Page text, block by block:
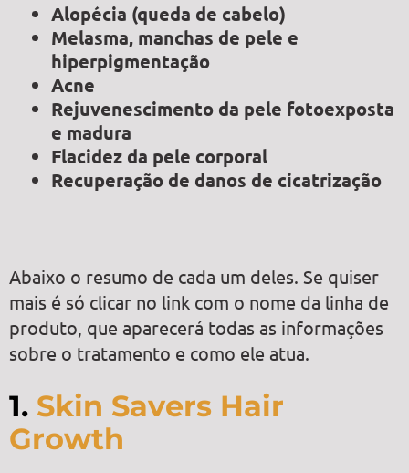
Alopécia (queda de cabelo)
Melasma, manchas de pele e
hiperpigmentação
Acne
Rejuvenescimento da pele fotoexposta
e madura
Flacidez da pele corporal
Recuperação de danos de cicatrização
Abaixo o resumo de cada um deles. Se quiser
mais é só clicar no link com o nome da linha de
produto, que aparecerá todas as informações
sobre o tratamento e como ele atua.
1. Skin Savers Hair
Growth